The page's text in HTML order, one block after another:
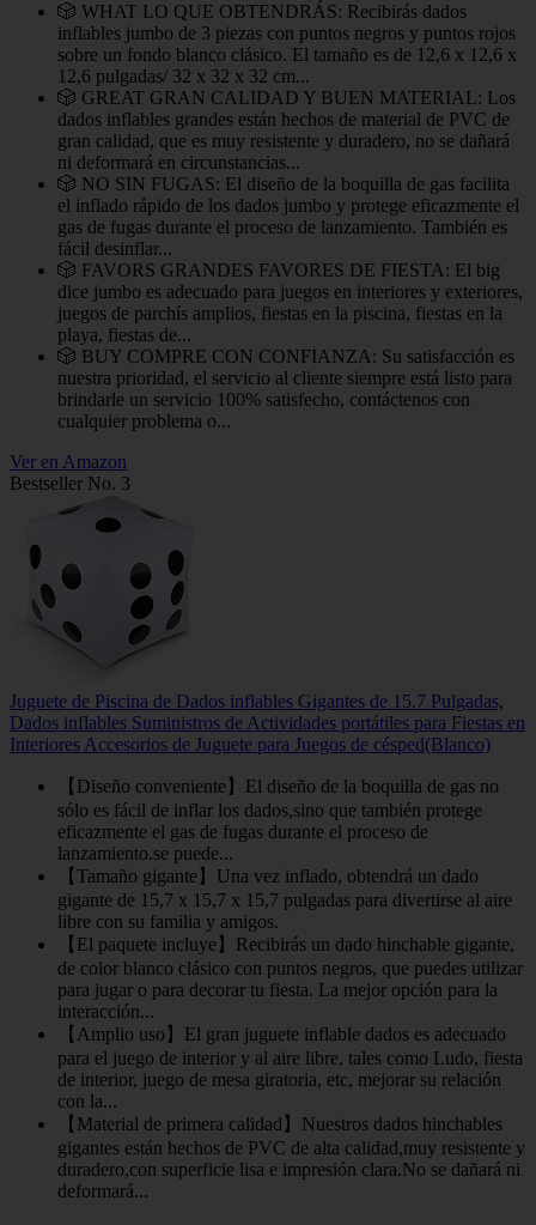
🎲 WHAT LO QUE OBTENDRÁS: Recibirás dados
inflables jumbo de 3 piezas con puntos negros y puntos rojos
sobre un fondo blanco clásico. El tamaño es de 12,6 x 12,6 x
12,6 pulgadas/ 32 x 32 x 32 cm...
🎲 GREAT GRAN CALIDAD Y BUEN MATERIAL: Los
dados inflables grandes están hechos de material de PVC de
gran calidad, que es muy resistente y duradero, no se dañará
ni deformará en circunstancias...
🎲 NO SIN FUGAS: El diseño de la boquilla de gas facilita
el inflado rápido de los dados jumbo y protege eficazmente el
gas de fugas durante el proceso de lanzamiento. También es
fácil desinflar...
🎲 FAVORS GRANDES FAVORES DE FIESTA: El big
dice jumbo es adecuado para juegos en interiores y exteriores,
juegos de parchís amplios, fiestas en la piscina, fiestas en la
playa, fiestas de...
🎲 BUY COMPRE CON CONFIANZA: Su satisfacción es
nuestra prioridad, el servicio al cliente siempre está listo para
brindarle un servicio 100% satisfecho, contáctenos con
cualquier problema o...
Ver en Amazon
Bestseller No. 3
Juguete de Piscina de Dados inflables Gigantes de 15.7 Pulgadas,
Dados inflables Suministros de Actividades portátiles para Fiestas en
Interiores Accesorios de Juguete para Juegos de césped(Blanco)
【Diseño conveniente】El diseño de la boquilla de gas no
sólo es fácil de inflar los dados,sino que también protege
eficazmente el gas de fugas durante el proceso de
lanzamiento.se puede...
【Tamaño gigante】Una vez inflado, obtendrá un dado
gigante de 15,7 x 15,7 x 15,7 pulgadas para divertirse al aire
libre con su familia y amigos.
【El paquete incluye】Recibirás un dado hinchable gigante,
de color blanco clásico con puntos negros, que puedes utilizar
para jugar o para decorar tu fiesta. La mejor opción para la
interacción...
【Amplio uso】El gran juguete inflable dados es adecuado
para el juego de interior y al aire libre, tales como Ludo, fiesta
de interior, juego de mesa giratoria, etc, mejorar su relación
con la...
【Material de primera calidad】Nuestros dados hinchables
gigantes están hechos de PVC de alta calidad,muy resistente y
duradero,con superficie lisa e impresión clara.No se dañará ni
deformará...